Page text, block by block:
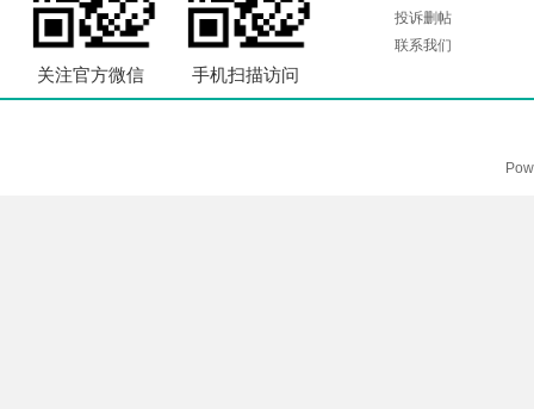
关注官方微信 手机扫描访问
投诉删帖
联系我们